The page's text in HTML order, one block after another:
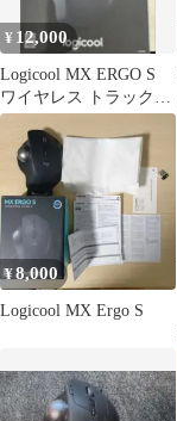
¥ 12,000
Logicool MX ERGO S
ワイヤレス トラックボ
ール 本体
¥8,000
Logicool MX Ergo S